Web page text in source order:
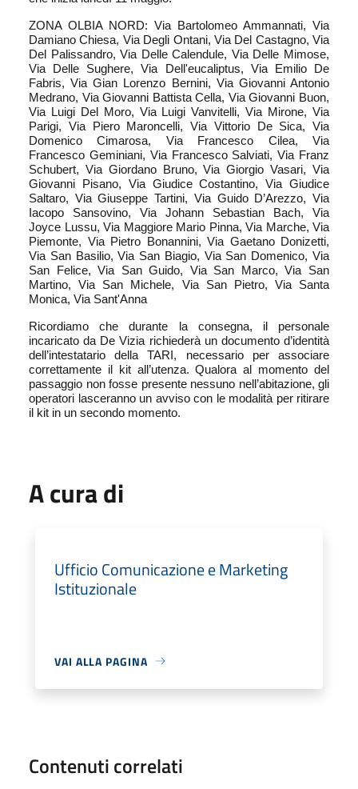
ZONA OLBIA NORD: Via Bartolomeo Ammannati, Via
Damiano Chiesa, Via Degli Ontani, Via Del Castagno, Via
Del Palissandro, Via Delle Calendule, Via Delle Mimose,
Via Delle Sughere, Via Dell'eucaliptus, Via Emilio De
Fabris, Via Gian Lorenzo Bernini, Via Giovanni Antonio
Medrano, Via Giovanni Battista Cella, Via Giovanni Buon,
Via Luigi Del Moro, Via Luigi Vanvitelli, Via Mirone, Via
Parigi, Via Piero Maroncelli, Via Vittorio De Sica, Via
Domenico Cimarosa, Via Francesco Cilea, Via
Francesco Geminiani, Via Francesco Salviati, Via Franz
Schubert, Via Giordano Bruno, Via Giorgio Vasari, Via
Giovanni Pisano, Via Giudice Costantino, Via Giudice
Saltaro, Via Giuseppe Tartini, Via Guido D’Arezzo, Via
Iacopo Sansovino, Via Johann Sebastian Bach, Via
Joyce Lussu, Via Maggiore Mario Pinna, Via Marche, Via
Piemonte, Via Pietro Bonannini, Via Gaetano Donizetti,
Via San Basilio, Via San Biagio, Via San Domenico, Via
San Felice, Via San Guido, Via San Marco, Via San
Martino, Via San Michele, Via San Pietro, Via Santa
Monica, Via Sant'Anna
Ricordiamo che durante la consegna, il personale
incaricato da De Vizia richiederà un documento d’identità
dell’intestatario della TARI, necessario per associare
correttamente il kit all’utenza. Qualora al momento del
passaggio non fosse presente nessuno nell’abitazione, gli
operatori lasceranno un avviso con le modalità per ritirare
il kit in un secondo momento.
A cura di
Ufficio Comunicazione e Marketing
Istituzionale
VAI ALLA PAGINA
Contenuti correlati